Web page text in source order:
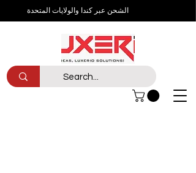
الشحن عبر كندا والولايات المتحدة